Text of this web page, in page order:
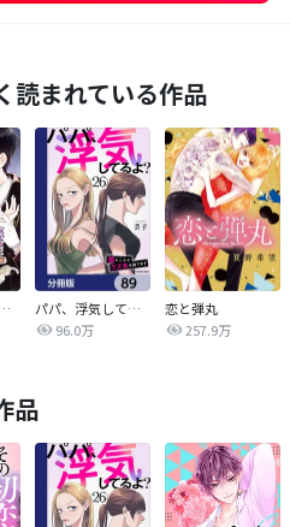
読まれている作品
悪女は仮面の騎士に騙されない
パパ、浮気してるよ？娘と二人でクズ夫を捨てます【分冊版】
96.0万
恋と弾丸
257.9万
品